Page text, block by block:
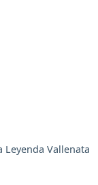
Leyenda Vallenata